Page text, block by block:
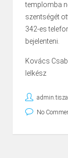
templomba
szentségét
342-es
bejelenteni.
Kovács
lelkész
No